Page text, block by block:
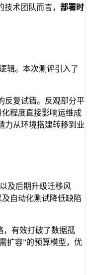
术团队而言， 部署时
辑。本次测评引入了
反复试错。反观部分平
程度直接影响运维成
力从环境搭建转移到业
及后期升级迁移风
自动化测试降低缺陷
，有效打破了数据孤
扩容”的预算模型，优